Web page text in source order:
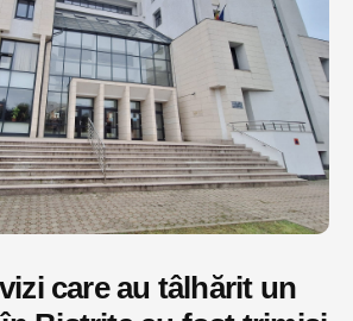
care au tâlhărit un